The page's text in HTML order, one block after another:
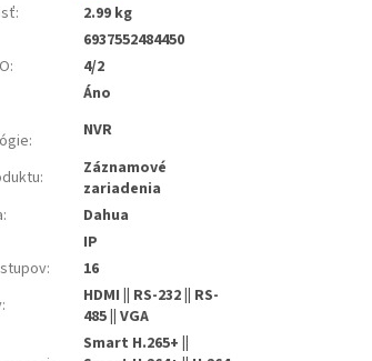
:
2.99 kg
6937552484450
:
4/2
Áno
: NVR
:
Záznamové
zariadenia
:
Dahua
IP
:
16
:
HDMI || RS-232 || RS-
485 || VGA
Smart H.265+ ||